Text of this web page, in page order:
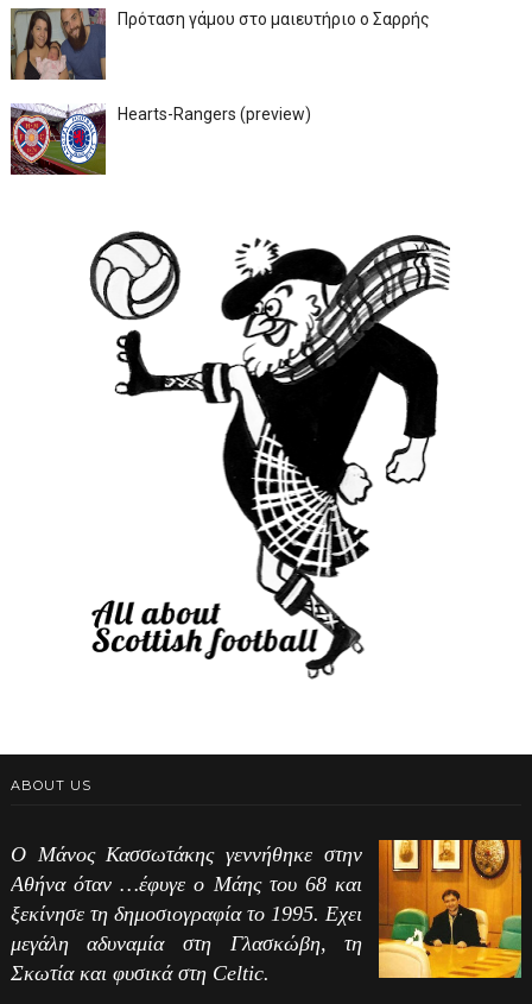
Πρόταση γάμου στο μαιευτήριο ο Σαρρής
Hearts-Rangers (preview)
ABOUT US
Ο Μάνος Κασσωτάκης γεννήθηκε στην
Αθήνα όταν …έφυγε ο Μάης του 68 και
ξεκίνησε τη δημοσιογραφία το 1995. Εχει
μεγάλη αδυναμία στη Γλασκώβη, τη
Σκωτία και φυσικά στη Celtic.